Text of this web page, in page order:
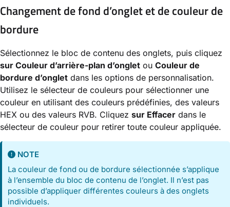
Changement de fond d’onglet et de couleur de
bordure
Sélectionnez le bloc de contenu des onglets, puis cliquez
sur Couleur d’arrière-plan d’onglet ou Couleur de
bordure d’onglet dans les options de personnalisation.
Utilisez le sélecteur de couleurs pour sélectionner une
couleur en utilisant des couleurs prédéfinies, des valeurs
HEX ou des valeurs RVB. Cliquez sur Effacer dans le
sélecteur de couleur pour retirer toute couleur appliquée.
NOTE
La couleur de fond ou de bordure sélectionnée s’applique
à l’ensemble du bloc de contenu de l’onglet. Il n’est pas
possible d’appliquer différentes couleurs à des onglets
individuels.